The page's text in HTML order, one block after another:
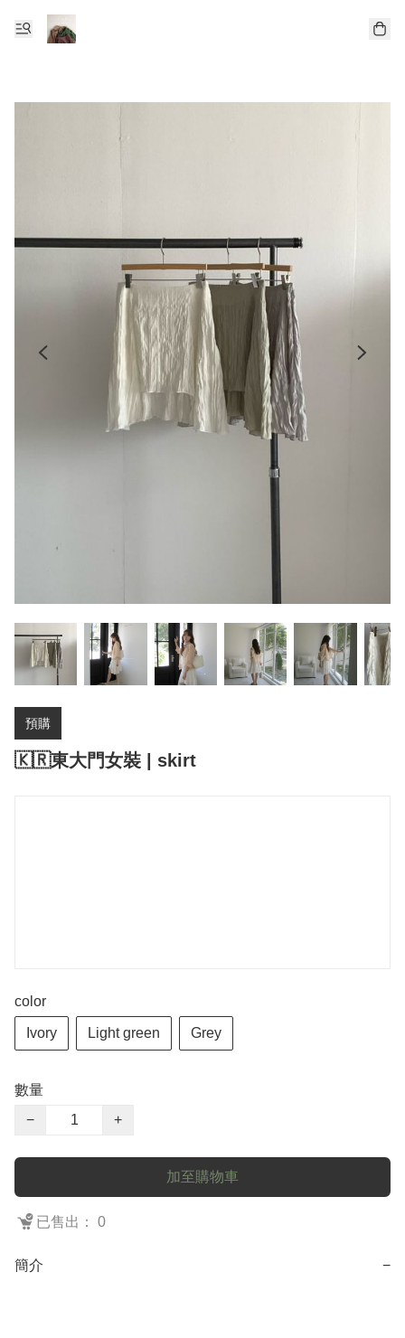
預購
🇰🇷東大門女裝 | skirt
color
Ivory Light green Grey
數量
−
+
加至購物車
已售出： 0
簡介 −